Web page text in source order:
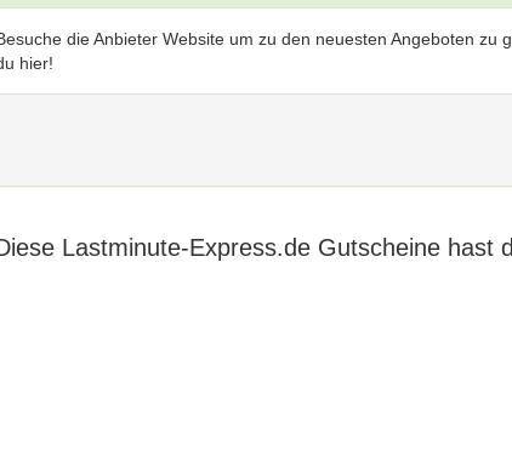
die Anbieter Website um zu den neuesten Angeboten zu
hier!
Lastminute-Express.de Gutscheine hast